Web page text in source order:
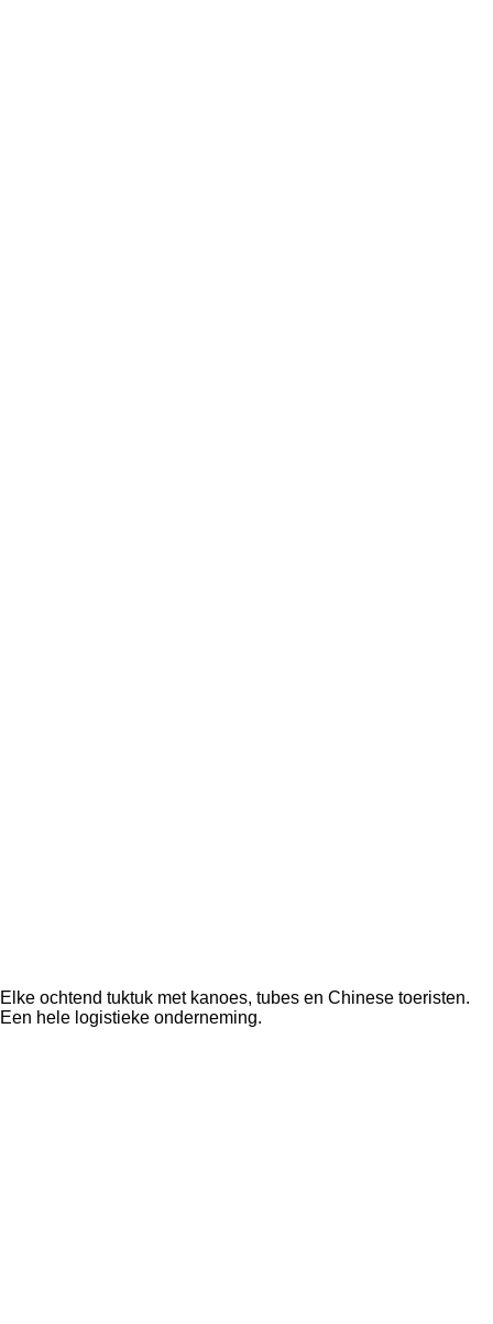
Elke ochtend tuktuk met kanoes, tubes en Chinese toeristen.
Een hele logistieke onderneming.